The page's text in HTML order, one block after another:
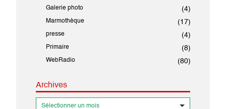
Galerie photo (4)
Marmothèque (17)
presse (4)
Primaire (8)
WebRadio (80)
Archives